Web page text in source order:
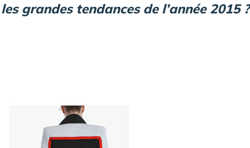
grandes tendances de l’année 2015 ?